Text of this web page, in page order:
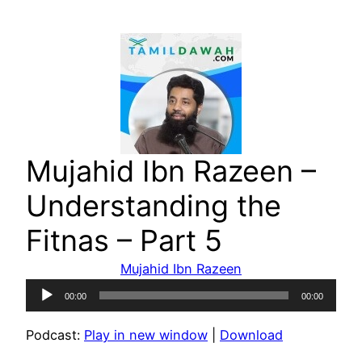
Mujahid Ibn Razeen –
Understanding the
Fitnas – Part 5
Mujahid Ibn Razeen
Audio
Player
00:00 00:00
Podcast: Play in new window
Download